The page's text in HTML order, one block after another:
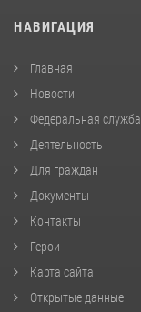
НАВИГАЦИЯ
Главная
Новости
Федеральная служба
Деятельность
Для граждан
Документы
Контакты
Герои
Карта сайта
Открытые данные